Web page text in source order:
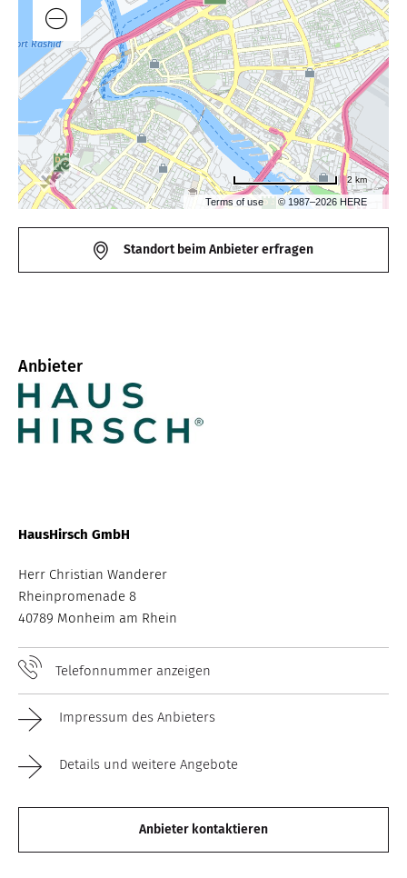
Terms of use © 1987–2026 HERE
2 km
Standort beim Anbieter erfragen
Anbieter
HausHirsch GmbH
Herr Christian Wanderer
Rheinpromenade 8
40789 Monheim am Rhein
Telefonnummer anzeigen
Impressum des Anbieters
Details und weitere Angebote
Anbieter kontaktieren